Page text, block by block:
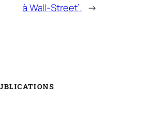
à Wall-Street’. →